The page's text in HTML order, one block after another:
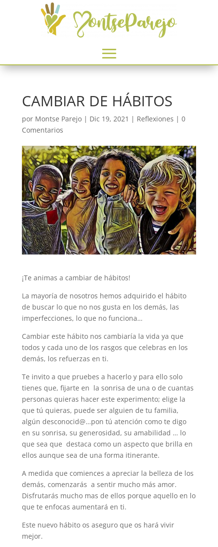
CAMBIAR DE HÁBITOS
por Montse Parejo| Dic 19, 2021 | Reflexiones | 0
Comentarios
¡Te animas a cambiar de hábitos!
La mayoría de nosotros hemos adquirido el hábito
de buscar lo que no nos gusta en los demás, las
imperfecciones, lo que no funciona…
Cambiar este hábito nos cambiaría la vida ya que
todos y cada uno de los rasgos que celebras en los
demás, los refuerzas en ti.
Te invito a que pruebes a hacerlo y para ello solo
tienes que, fijarte en la sonrisa de una o de cuantas
personas quieras hacer este experimento; elige la
que tú quieras, puede ser alguien de tu familia,
algún desconocid@…pon tú atención como te digo
en su sonrisa, su generosidad, su amabilidad … lo
que sea que destaca como un aspecto que brilla en
ellos aunque sea de una forma itinerante.
A medida que comiences a apreciar la belleza de los
demás, comenzarás a sentir mucho más amor.
Disfrutarás mucho mas de ellos porque aquello en lo
que te enfocas aumentará en ti.
Este nuevo hábito os aseguro que os hará vivir
mejor.